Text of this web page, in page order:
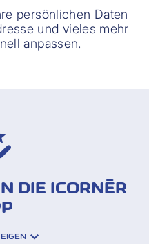
persönlichen Daten
und vieles mehr
anpassen.
DIE ICORNÈR